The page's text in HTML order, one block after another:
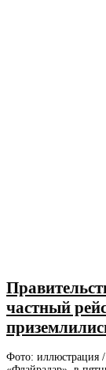
частный
Фото: иллюстрация